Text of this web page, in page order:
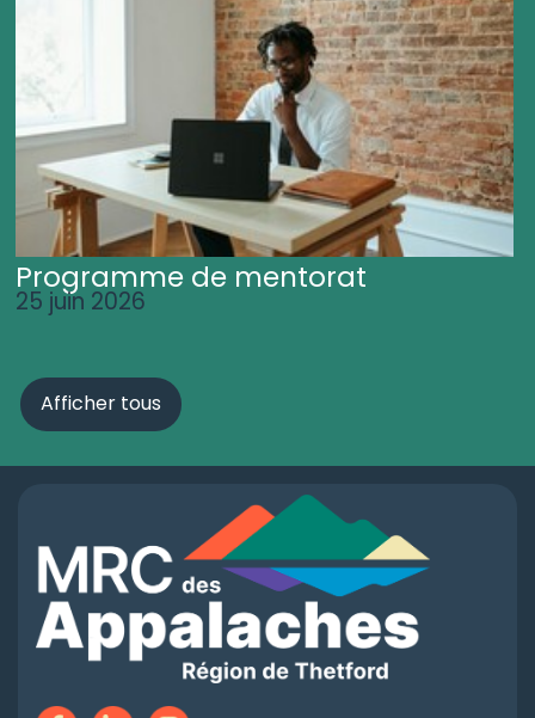
Programme de mentorat
25 juin 2026
Afficher tous